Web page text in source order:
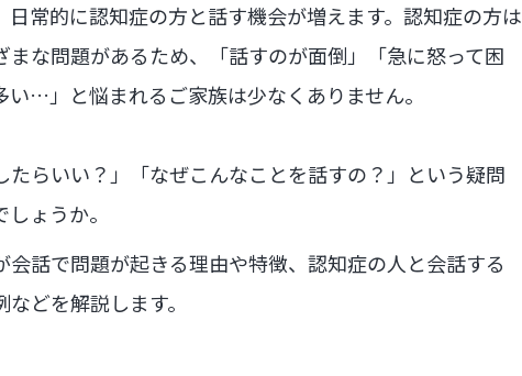
常的に認知症の方と話す機会が増えます。認知症の方は
まな問題があるため、「話すのが面倒」「急に怒って困
…」と悩まれるご家族は少なくありません。
たらいい？」「なぜこんなことを話すの？」という疑問
ょうか。
会話で問題が起きる理由や特徴、認知症の人と会話する
どを解説します。